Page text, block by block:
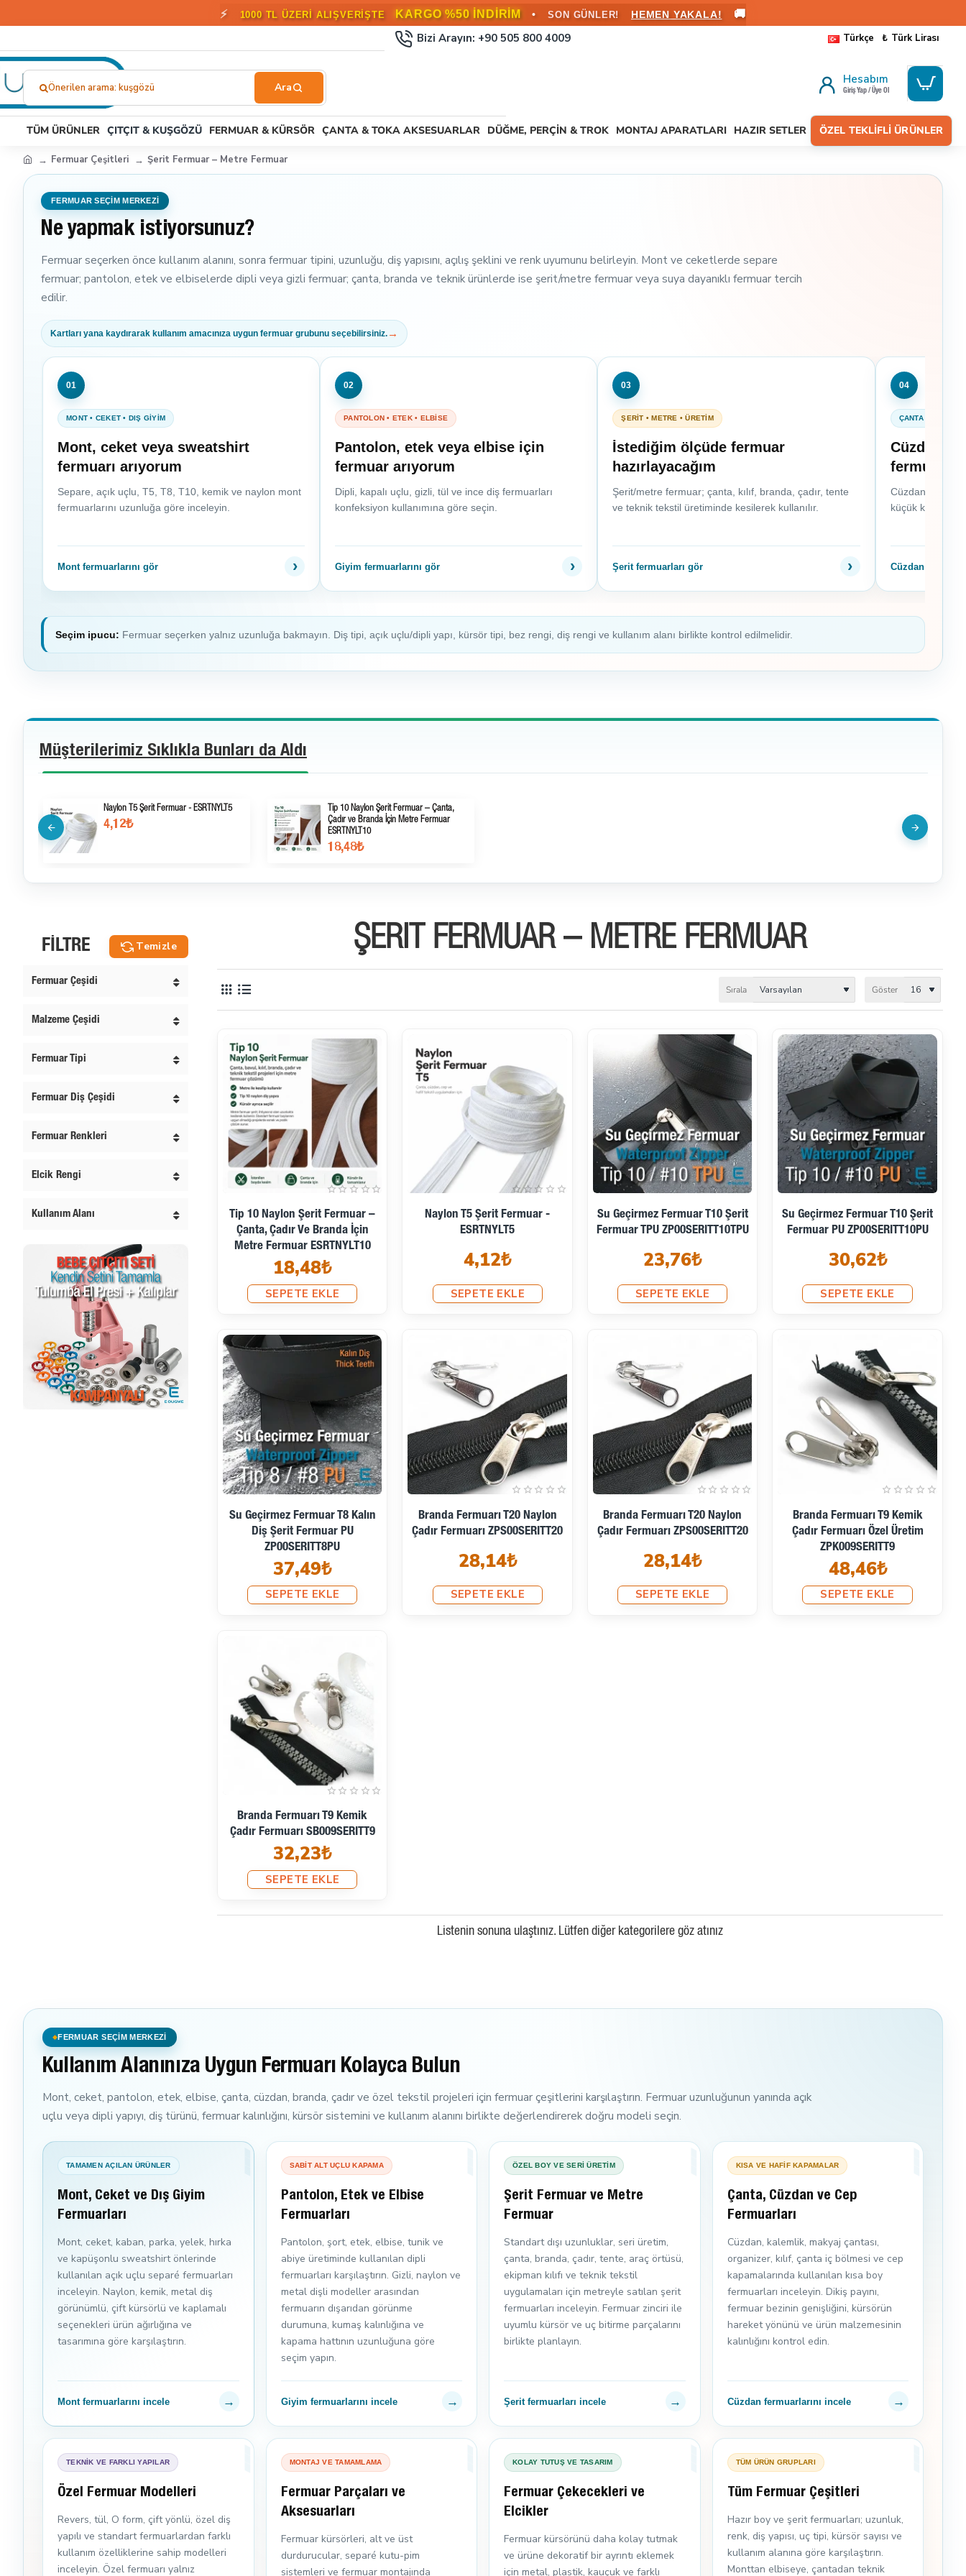
🎁 2000 TL ÜZERİ SİPARİŞLERDE KARGO BEDAVA! • HEMEN FAYDALANIN 🚚
Bizi Arayın: +90 505 800 4009 Türkçe ₺ Türk Lirası
Aramıştınız?...
Önerilen arama: kuşgözü
Hesabım
Giriş Yap / Üye Ol
TÜM ÜRÜNLER ÇITÇIT & KUŞGÖZÜ FERMUAR & KÜRSÖR ÇANTA & TOKA AKSESUARLAR DÜĞME, PERÇIN & TROK MONTAJ APARATLARI HAZIR SETLER ÖZEL TEKLIFLI ÜRÜNLER
Fermuar Çeşitleri Şerit Fermuar – Metre Fermuar
FERMUAR SEÇİM MERKEZİ
Ne yapmak istiyorsunuz?
Fermuar seçerken önce kullanım alanını, sonra fermuar tipini, uzunluğu, diş yapısını, açılış şeklini ve renk uyumunu belirleyin. Mont ve ceketlerde separe
fermuar; pantolon, etek ve elbiselerde dipli veya gizli fermuar; çanta, branda ve teknik ürünlerde ise şerit/metre fermuar veya suya dayanıklı fermuar tercih
edilir.
Kartları yana kaydırarak kullanım amacınıza uygun fermuar grubunu seçebilirsiniz.
01
MONT • CEKET • DIŞ GİYİM
Mont, ceket veya sweatshirt
fermuarı arıyorum
Separe, açık uçlu, T5, T8, T10, kemik ve naylon mont
fermuarlarını uzunluğa göre inceleyin.
Mont fermuarlarını gör
02
PANTOLON • ETEK • ELBİSE
Pantolon, etek veya elbise için
fermuar arıyorum
Dipli, kapalı uçlu, gizli, tül ve ince diş fermuarları
konfeksiyon kullanımına göre seçin.
Giyim fermuarlarını gör
03
ŞERİT • METRE • ÜRETİM
İstediğim ölçüde fermuar
hazırlayacağım
Şerit/metre fermuar; çanta, kılıf, branda, çadır, tente
ve teknik tekstil üretiminde kesilerek kullanılır.
Şerit fermuarları gör
04
ÇANTA • CÜZDAN
Cüzdan,
fermuarı
Cüzdan,
küçük kılıf
Cüzdan
Seçim ipucu: Fermuar seçerken yalnız uzunluğa bakmayın. Diş tipi, açık uçlu/dipli yapı, kürsör tipi, bez rengi, diş rengi ve kullanım alanı birlikte kontrol edilmelidir.
Müşterilerimiz Sıklıkla Bunları da Aldı
Naylon T5 Şerit Fermuar - ESRTNYLT5
4,12₺
Tip 10 Naylon Şerit Fermuar – Çanta,
Çadır ve Branda İçin Metre Fermuar
ESRTNYLT10
18,48₺
FILTRE Temizle
Fermuar Çeşidi
Malzeme Çeşidi
Fermuar Tipi
Fermuar Diş Çeşidi
Fermuar Renkleri
Elcik Rengi
Kullanım Alanı
ŞERIT FERMUAR – METRE FERMUAR
Sırala Göster
Tip 10 Naylon Şerit Fermuar –
Çanta, Çadır Ve Branda İçin
Metre Fermuar ESRTNYLT10
18,48₺
SEPETE EKLE
Naylon T5 Şerit Fermuar -
ESRTNYLT5
4,12₺
SEPETE EKLE
Su Geçirmez Fermuar T10 Şerit
Fermuar TPU ZP00SERITT10TPU
23,76₺
SEPETE EKLE
Su Geçirmez Fermuar T10 Şerit
Fermuar PU ZP00SERITT10PU
30,62₺
SEPETE EKLE
Su Geçirmez Fermuar T8 Kalın
Diş Şerit Fermuar PU
ZP00SERITT8PU
37,49₺
SEPETE EKLE
Branda Fermuarı T20 Naylon
Çadır Fermuarı ZPS00SERITT20
28,14₺
SEPETE EKLE
Branda Fermuarı T20 Naylon
Çadır Fermuarı ZPS00SERITT20
28,14₺
SEPETE EKLE
Branda Fermuarı T9 Kemik
Çadır Fermuarı Özel Üretim
ZPK009SERITT9
48,46₺
SEPETE EKLE
Branda Fermuarı T9 Kemik
Çadır Fermuarı SB009SERITT9
32,23₺
SEPETE EKLE
Listenin sonuna ulaştınız. Lütfen diğer kategorilere göz atınız
FERMUAR SEÇİM MERKEZİ
Kullanım Alanınıza Uygun Fermuarı Kolayca Bulun
Mont, ceket, pantolon, etek, elbise, çanta, cüzdan, branda, çadır ve özel tekstil projeleri için fermuar çeşitlerini karşılaştırın. Fermuar uzunluğunun yanında açık
uçlu veya dipli yapıyı, diş türünü, fermuar kalınlığını, kürsör sistemini ve kullanım alanını birlikte değerlendirerek doğru modeli seçin.
TAMAMEN AÇILAN ÜRÜNLER
Mont, Ceket ve Dış Giyim
Fermuarları
Mont, ceket, kaban, parka, yelek, hırka
ve kapüşonlu sweatshirt önlerinde
kullanılan açık uçlu separé fermuarları
inceleyin. Naylon, kemik, metal diş
görünümlü, çift kürsörlü ve kaplamalı
seçenekleri ürün ağırlığına ve
tasarımına göre karşılaştırın.
Mont fermuarlarını incele →
SABİT ALT UÇLU KAPAMA
Pantolon, Etek ve Elbise
Fermuarları
Pantolon, şort, etek, elbise, tunik ve
abiye üretiminde kullanılan dipli
fermuarları karşılaştırın. Gizli, naylon ve
metal dişli modeller arasından
fermuarın dışarıdan görünme
durumuna, kumaş kalınlığına ve
kapama hattının uzunluğuna göre
seçim yapın.
Giyim fermuarlarını incele →
ÖZEL BOY VE SERİ ÜRETİM
Şerit Fermuar ve Metre
Fermuar
Standart dışı uzunluklar, seri üretim,
çanta, branda, çadır, tente, araç örtüsü,
ekipman kılıfı ve teknik tekstil
uygulamaları için metreyle satılan şerit
fermuarları inceleyin. Fermuar zinciri ile
uyumlu kürsör ve uç bitirme parçalarını
birlikte planlayın.
Şerit fermuarları incele →
KISA VE HAFİF KAPAMALAR
Çanta, Cüzdan ve Cep
Fermuarları
Cüzdan, kalemlik, makyaj çantası,
organizer, kılıf, çanta iç bölmesi ve cep
kapamalarında kullanılan kısa boy
fermuarları inceleyin. Dikiş payını,
fermuar bezinin genişliğini, kürsörün
hareket yönünü ve ürün malzemesinin
kalınlığını kontrol edin.
Cüzdan fermuarlarını incele →
TEKNİK VE FARKLI YAPILAR
Özel Fermuar Modelleri
Revers, tül, O form, çift yönlü, özel diş
yapılı ve standart fermuarlardan farklı
kullanım özelliklerine sahip modelleri
inceleyin. Özel fermuarı yalnız
MONTAJ VE TAMAMLAMA
Fermuar Parçaları ve
Aksesuarları
Fermuar kürsörleri, alt ve üst
durdurucular, separé kutu-pim
sistemleri ve fermuar montajında
KOLAY TUTUŞ VE TASARIM
Fermuar Çekecekleri ve
Elcikler
Fermuar kürsörünü daha kolay tutmak
ve ürüne dekoratif bir ayrıntı eklemek
için metal, plastik, kauçuk ve farklı
TÜM ÜRÜN GRUPLARI
Tüm Fermuar Çeşitleri
Hazır boy ve şerit fermuarları; uzunluk,
renk, diş yapısı, uç tipi, kürsör sayısı ve
kullanım alanına göre karşılaştırın.
Monttan elbiseye, çantadan teknik